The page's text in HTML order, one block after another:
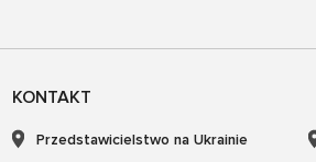
KONTAKT
Przedstawicielstwo na Ukrainie